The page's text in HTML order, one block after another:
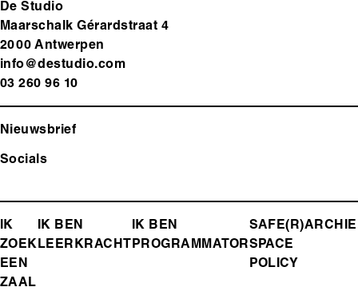
De Studio
Maarschalk Gérardstraat 4
2000 Antwerpen
info@destudio.com
03 260 96 10
Nieuwsbrief
Socials
FOOTER-
MENU
IK
ZOEK
EEN
ZAAL
IK BEN
LEERKRACHT
IK BEN
PROGRAMMATOR
SAFE(R)
SPACE
POLICY